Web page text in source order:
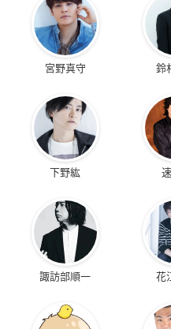
宮野真守 鈴
下野紘
諏訪部順一 花